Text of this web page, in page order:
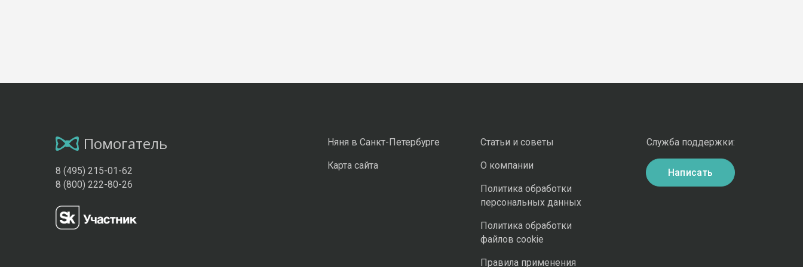
Помогатель
8 (495) 215-01-62
8 (800) 222-80-26
Няня в Санкт-Петербурге
Карта сайта
Статьи и советы
О компании
Политика обработки
персональных данных
Политика обработки
файлов cookie
Правила применения
Служба поддержки:
Написать